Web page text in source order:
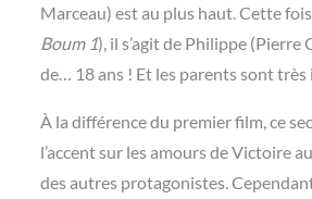
Marceau) est au plus haut. Cette
Boum 1), il s’agit de Philippe (Pierre
de… 18 ans ! Et les parents sont
À la différence du premier film, ce
l’accent sur les amours de Victoire
des autres protagonistes.